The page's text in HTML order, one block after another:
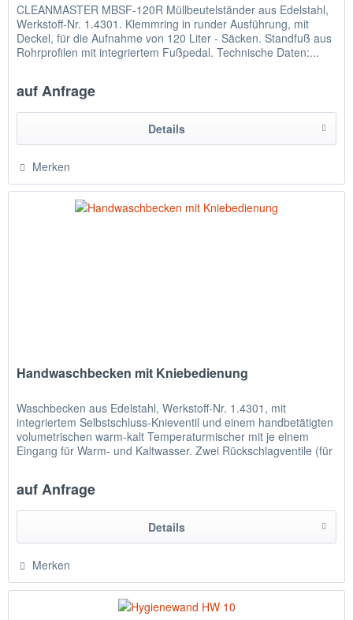
CLEANMASTER MBSF-120R Müllbeutelständer aus Edelstahl,
Werkstoff-Nr. 1.4301. Klemmring in runder Ausführung, mit
Deckel, für die Aufnahme von 120 Liter - Säcken. Standfuß aus
Rohrprofilen mit integriertem Fußpedal. Technische Daten:...
auf Anfrage
Details
Merken
Handwaschbecken mit Kniebedienung
Waschbecken aus Edelstahl, Werkstoff-Nr. 1.4301, mit
integriertem Selbstschluss-Knieventil und einem handbetätigten
volumetrischen warm-kalt Temperaturmischer mit je einem
Eingang für Warm- und Kaltwasser. Zwei Rückschlagventile (für
auf Anfrage
Details
Merken